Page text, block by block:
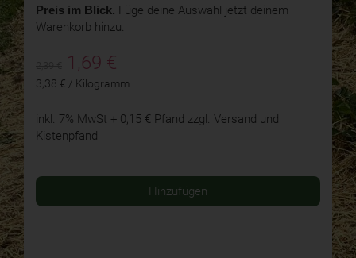
Preis im Blick. Füge deine Auswahl jetzt deinem
Warenkorb hinzu.
1,69 €
3,38 € / Kilogramm
inkl. 7% MwSt + 0,15 € Pfand zzgl. Versand und
Kistenpfand
Hinzufügen